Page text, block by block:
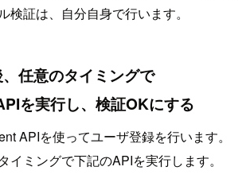
検証は、自分自身で行います。
任意のタイミングで
を実行し、検証OKにする
APIを使ってユーザ登録を行います。
イミングで下記のAPIを実行します。